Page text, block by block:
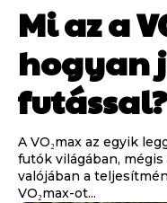
Mi az a
hogyan
futással?
A VO₂max az egyik
futók világában,
valójában a
VO₂max-ot...